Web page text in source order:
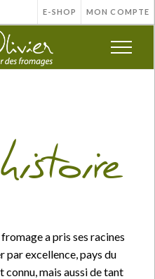
E-SHOP MON COMPTE
a pris ses racines
par excellence, pays du
mais aussi de tant